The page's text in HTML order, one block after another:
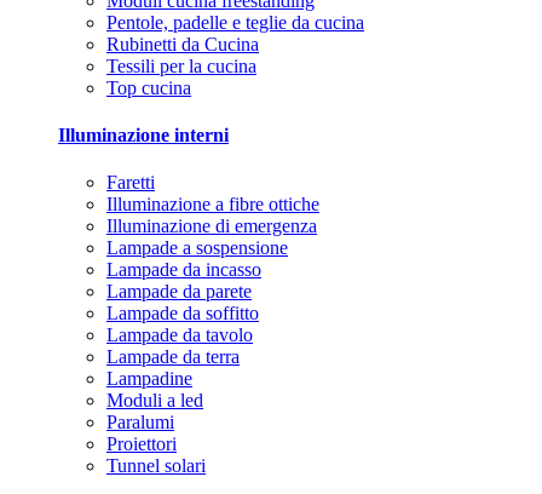
Pentole, padelle e teglie da cucina
Rubinetti da Cucina
Tessili per la cucina
Top cucina
Illuminazione interni
Faretti
Illuminazione a fibre ottiche
Illuminazione di emergenza
Lampade a sospensione
Lampade da incasso
Lampade da parete
Lampade da soffitto
Lampade da tavolo
Lampade da terra
Lampadine
Moduli a led
Paralumi
Proiettori
Tunnel solari